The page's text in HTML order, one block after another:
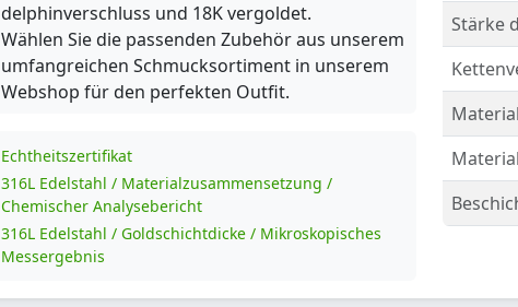
delphinverschluss und 18K vergoldet.
Wählen Sie die passenden Zubehör aus unserem
umfangreichen Schmucksortiment in unserem
Webshop für den perfekten Outfit.
Echtheitszertifikat
316L Edelstahl / Materialzusammensetzung /
Chemischer Analysebericht
316L Edelstahl / Goldschichtdicke / Mikroskopisches
Messergebnis
Stärke